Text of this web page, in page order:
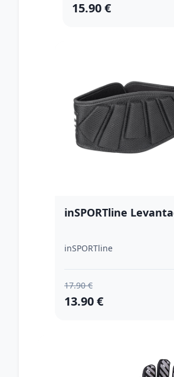
15.90 €
inSPORTline
inSPORTline
17.90 €
13.90 €